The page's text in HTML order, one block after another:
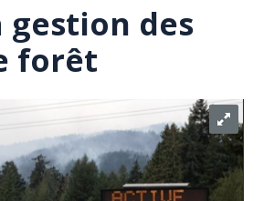
gestion des
forêt